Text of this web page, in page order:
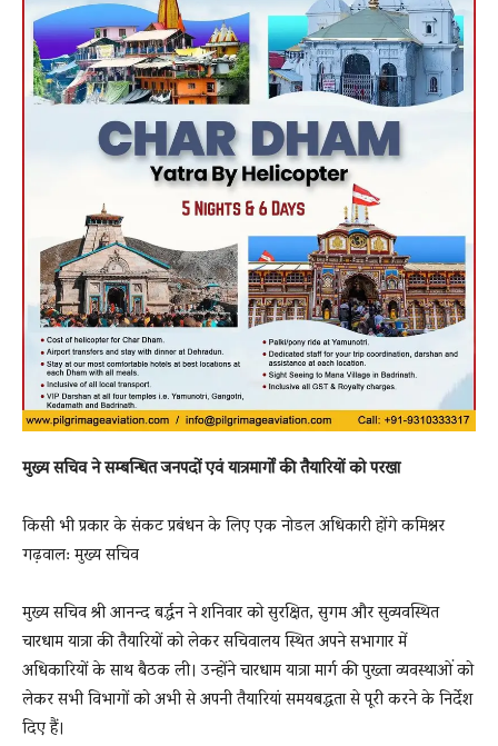
मुख्य सचिव ने सम्बन्धित जनपदों एवं यात्रमार्गों की तैयारियों को परखा
किसी भी प्रकार के संकट प्रबंधन के लिए एक नोडल अधिकारी होंगे कमिश्नर
गढ़वाल: मुख्य सचिव
मुख्य सचिव श्री आनन्द बर्द्धन ने शनिवार को सुरक्षित, सुगम और सुव्यवस्थित
चारधाम यात्रा की तैयारियों को लेकर सचिवालय स्थित अपने सभागार में
अधिकारियों के साथ बैठक ली। उन्होंने चारधाम यात्रा मार्ग की पुख्ता व्यवस्थाओं को
लेकर सभी विभागों को अभी से अपनी तैयारियां समयबद्धता से पूरी करने के निर्देश
दिए हैं।